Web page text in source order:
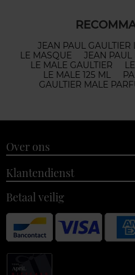
JEAN PAUL GAULTIER
LE MASQUE
JEAN PAUL
LE MALE GAULTIER
LE MALE 125 ML
GAULTIER MALE
Over ons
Klantendienst
Betaal veilig